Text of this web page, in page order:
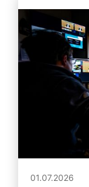
01.07.2026